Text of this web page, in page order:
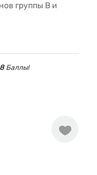
группы B и
8Баллы!